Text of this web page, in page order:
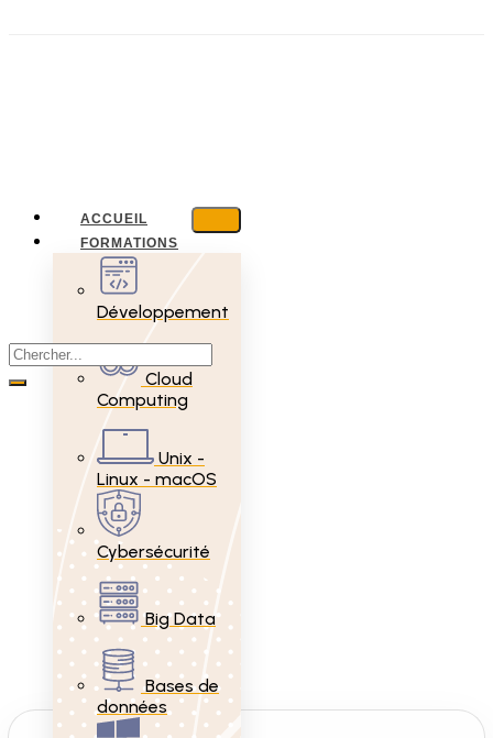
ACCUEIL
FORMATIONS
Développement
Cloud
Computing
Unix -
Linux - macOS
Cybersécurité
Big Data
Bases de
données